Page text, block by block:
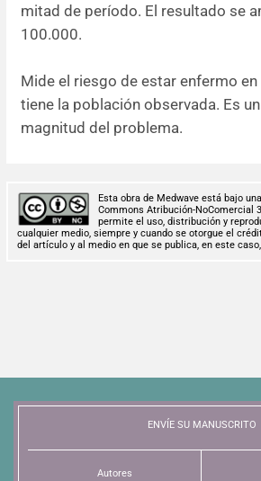
mitad de período. El resultado se
100.000.
Mide el riesgo de estar enfermo
tiene la población observada. Es
magnitud del problema.
Esta obra de Medwave está bajo
Commons Atribución-NoComercial
permite el uso, distribución y
cualquier medio, siempre y cuando se otorgue el
del artículo y al medio en que se publica, en este
ENVÍE SU MANUSCRITO
Autores